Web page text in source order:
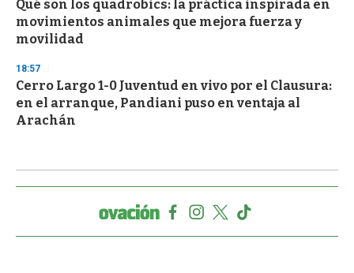
Qué son los quadrobics: la práctica inspirada en
movimientos animales que mejora fuerza y
movilidad
18:57
Cerro Largo 1-0 Juventud en vivo por el Clausura:
en el arranque, Pandiani puso en ventaja al
Arachán